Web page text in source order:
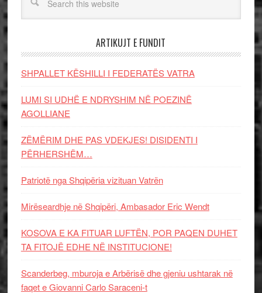
ARTIKUJT E FUNDIT
SHPALLET KËSHILLI I FEDERATËS VATRA
LUMI SI UDHË E NDRYSHIM NË POEZINË
AGOLLIANE
ZËMËRIM DHE PAS VDEKJES! DISIDENTI I
PËRHERSHËM…
Patriotë nga Shqipëria vizituan Vatrën
Mirëseardhje në Shqipëri, Ambasador Eric Wendt
KOSOVA E KA FITUAR LUFTËN, POR PAQEN DUHET
TA FITOJË EDHE NË INSTITUCIONE!
Scanderbeg, mburoja e Arbërisë dhe gjeniu ushtarak në
faqet e Giovanni Carlo Saraceni-t